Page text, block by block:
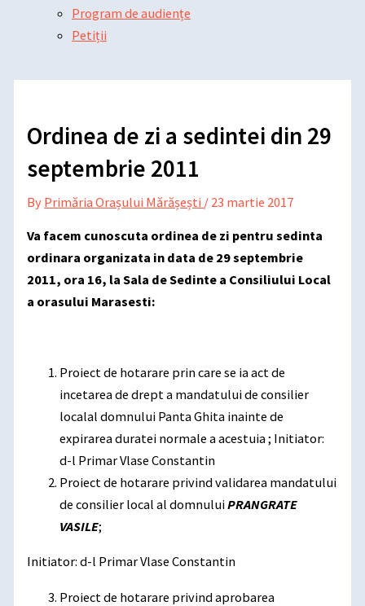
Program de audiențe
Petiții
Ordinea de zi a sedintei din 29
septembrie 2011
By Primăria Orașului Mărășești / 23 martie 2017
Va facem cunoscuta ordinea de zi pentru sedinta
ordinara organizata in data de 29 septembrie
2011, ora 16, la Sala de Sedinte a Consiliului Local
a orasului Marasesti:
Proiect de hotarare prin care se ia act de
incetarea de drept a mandatului de consilier
localal domnului Panta Ghita inainte de
expirarea duratei normale a acestuia ; Initiator:
d-l Primar Vlase Constantin
Proiect de hotarare privind validarea mandatului
de consilier local al domnuluiPRANGRATE
VASILE;
Initiator: d-l Primar Vlase Constantin
Proiect de hotarare privind aprobarea